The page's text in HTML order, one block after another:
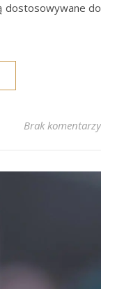
dostosowywane do
Brak komentarzy